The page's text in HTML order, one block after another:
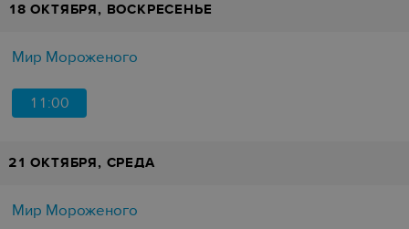
18 ОКТЯБРЯ, ВОСКРЕСЕНЬЕ
Мир Мороженого
11:00
21 ОКТЯБРЯ, СРЕДА
Мир Мороженого